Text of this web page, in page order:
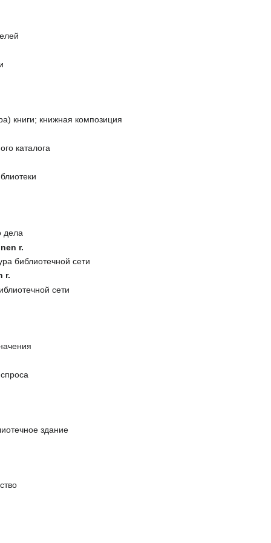
книги; книжная композиция
каталога
дела
r.
библиотечной сети
r.
сети
здание